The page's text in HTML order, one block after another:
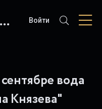
SLUSHAT-KNIGI.COM Войти
вода
Князева"